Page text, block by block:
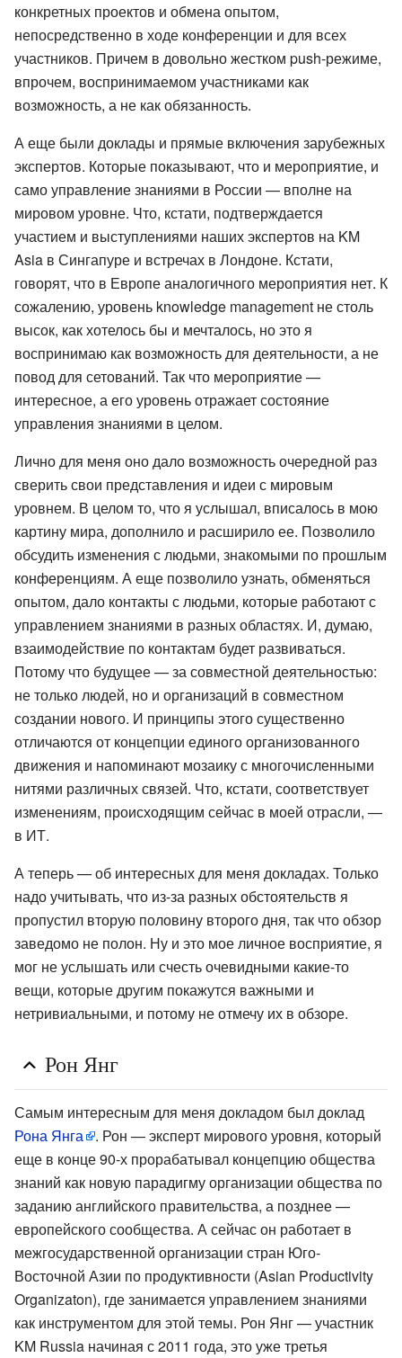
конкретных проектов и обмена опытом,
непосредственно в ходе конференции и для всех
участников. Причем в довольно жестком push-режиме,
впрочем, воспринимаемом участниками как
возможность, а не как обязанность.
А еще были доклады и прямые включения зарубежных
экспертов. Которые показывают, что и мероприятие, и
само управление знаниями в России — вполне на
мировом уровне. Что, кстати, подтверждается
участием и выступлениями наших экспертов на KM
Asia в Сингапуре и встречах в Лондоне. Кстати,
говорят, что в Европе аналогичного мероприятия нет. К
сожалению, уровень knowledge management не столь
высок, как хотелось бы и мечталось, но это я
воспринимаю как возможность для деятельности, а не
повод для сетований. Так что мероприятие —
интересное, а его уровень отражает состояние
управления знаниями в целом.
Лично для меня оно дало возможность очередной раз
сверить свои представления и идеи с мировым
уровнем. В целом то, что я услышал, вписалось в мою
картину мира, дополнило и расширило ее. Позволило
обсудить изменения с людьми, знакомыми по прошлым
конференциям. А еще позволило узнать, обменяться
опытом, дало контакты с людьми, которые работают с
управлением знаниями в разных областях. И, думаю,
взаимодействие по контактам будет развиваться.
Потому что будущее — за совместной деятельностью:
не только людей, но и организаций в совместном
создании нового. И принципы этого существенно
отличаются от концепции единого организованного
движения и напоминают мозаику с многочисленными
нитями различных связей. Что, кстати, соответствует
изменениям, происходящим сейчас в моей отрасли, —
в ИТ.
А теперь — об интересных для меня докладах. Только
надо учитывать, что из-за разных обстоятельств я
пропустил вторую половину второго дня, так что обзор
заведомо не полон. Ну и это мое личное восприятие, я
мог не услышать или счесть очевидными какие-то
вещи, которые другим покажутся важными и
нетривиальными, и потому не отмечу их в обзоре.
Рон Янг
Самым интересным для меня докладом был доклад
Рона Янга
. Рон — эксперт мирового уровня, который
еще в конце 90-х прорабатывал концепцию общества
знаний как новую парадигму организации общества по
заданию английского правительства, а позднее —
европейского сообщества. А сейчас он работает в
межгосударственной организации стран Юго-
Восточной Азии по продуктивности (Asian Productivity
Organizaton), где занимается управлением знаниями
как инструментом для этой темы. Рон Янг — участник
KM Russia начиная с 2011 года, это уже третья